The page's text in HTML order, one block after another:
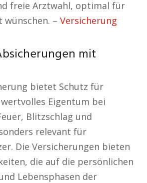
freie Arztwahl, optimal für
– Versicherung
mit
bietet Schutz für
Eigentum bei
Blitzschlag und
relevant für
Die Versicherungen bieten
die auf die persönlichen
Lebensphasen der